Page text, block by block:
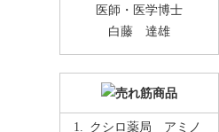
医師・医学博士
白藤 達雄
クシロ薬局 アミノ